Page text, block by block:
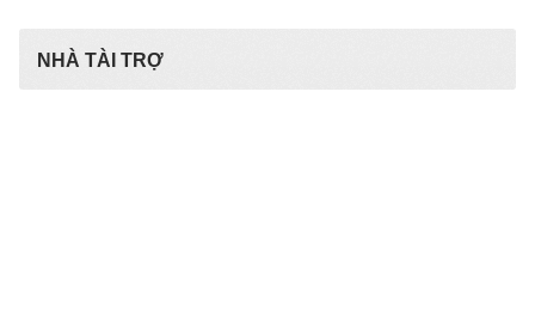
NHÀ TÀI TRỢ